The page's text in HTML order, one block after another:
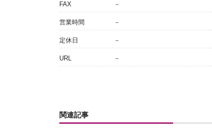
FAX －
営業時間 －
定休日 －
URL －
関連記事